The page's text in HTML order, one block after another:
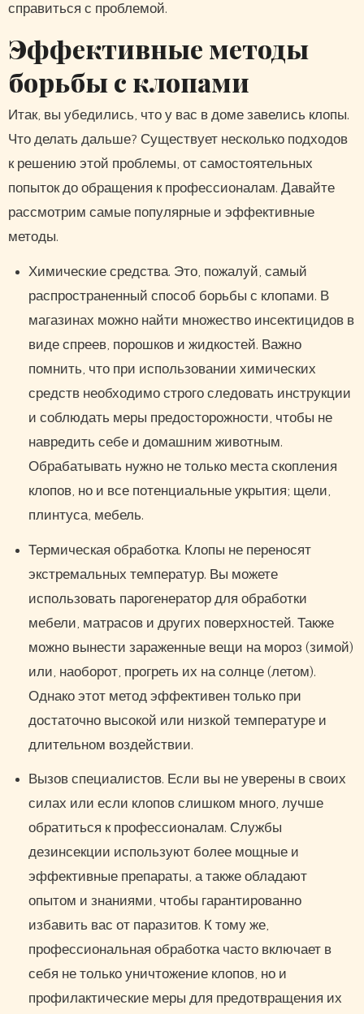
справиться с проблемой.
Эффективные методы
борьбы с клопами
Итак, вы убедились, что у вас в доме завелись клопы.
Что делать дальше? Существует несколько подходов
к решению этой проблемы, от самостоятельных
попыток до обращения к профессионалам. Давайте
рассмотрим самые популярные и эффективные
методы.
Химические средства. Это, пожалуй, самый
распространенный способ борьбы с клопами. В
магазинах можно найти множество инсектицидов в
виде спреев, порошков и жидкостей. Важно
помнить, что при использовании химических
средств необходимо строго следовать инструкции
и соблюдать меры предосторожности, чтобы не
навредить себе и домашним животным.
Обрабатывать нужно не только места скопления
клопов, но и все потенциальные укрытия; щели,
плинтуса, мебель.
Термическая обработка. Клопы не переносят
экстремальных температур. Вы можете
использовать парогенератор для обработки
мебели, матрасов и других поверхностей. Также
можно вынести зараженные вещи на мороз (зимой)
или, наоборот, прогреть их на солнце (летом).
Однако этот метод эффективен только при
достаточно высокой или низкой температуре и
длительном воздействии.
Вызов специалистов. Если вы не уверены в своих
силах или если клопов слишком много, лучше
обратиться к профессионалам. Службы
дезинсекции используют более мощные и
эффективные препараты, а также обладают
опытом и знаниями, чтобы гарантированно
избавить вас от паразитов. К тому же,
профессиональная обработка часто включает в
себя не только уничтожение клопов, но и
профилактические меры для предотвращения их